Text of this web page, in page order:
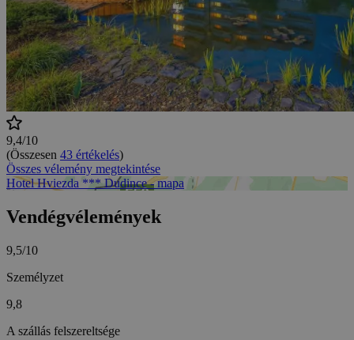
9,4/10
(Összesen 43 értékelés)
Összes vélemény megtekintése
Hotel Hviezda *** Dudince - mapa
Vendégvélemények
9,5/10
Személyzet
9,8
A szállás felszereltsége